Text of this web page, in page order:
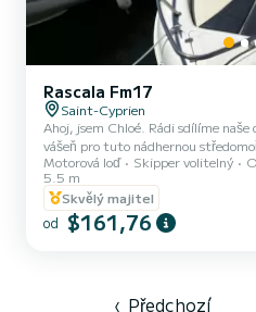
Rascala Fm17
Saint-Cyprien
Ahoj, jsem Chloé. Rádi sdílíme naše dovednosti v plavání a naši
vášeň pro tuto nádhernou
španělské hranici, tím, že lidem
vezmeme na celý den. Potápění,
památek, pozorování delfínů,
dalšího. Člun je k dispozici k pronájmu, pokud máte pobřežní
loďácký průkaz. Pokud máte zájem, pošlete mi zprávu, abychom
Motorová loď Skipper volitelný
5.5 m
Skvělý majitel
od $161,76
‹ Předchozí